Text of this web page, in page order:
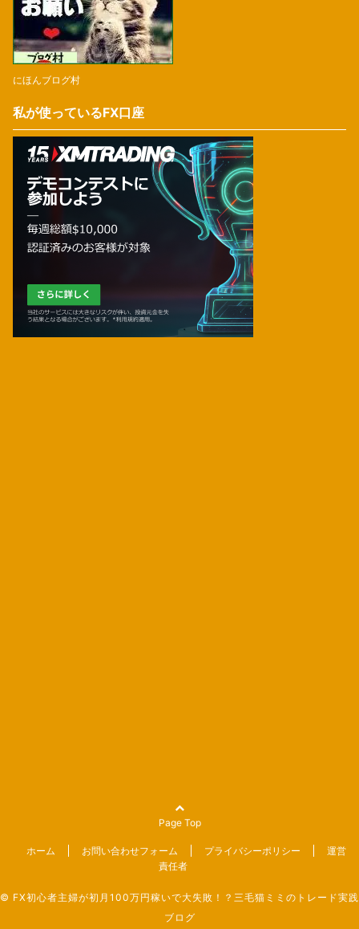
にほんブログ村
私が使っているFX口座
Page Top
ホーム お問い合わせフォーム プライバシーポリシー
運営
責任者
© FX初心者主婦が初月100万円稼いで大失敗！？三毛猫ミミのトレード実践
ブログ